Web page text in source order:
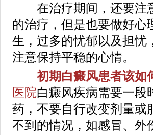
在治疗期间，还要注
的治疗，但是也要做好心
生，过多的忧郁以及担忧
注意保持平稳的心情。
初期白癜风患者该如
医院白癜风疾病需要一段
药，不要自行改变剂量或
不到的情况，如感冒、外